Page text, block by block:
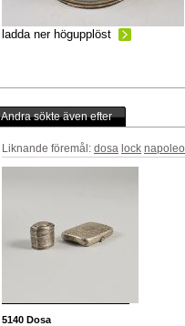
ladda ner högupplöst
Andra sökte även efter
Liknande föremål: dosa lock
5140 Dosa